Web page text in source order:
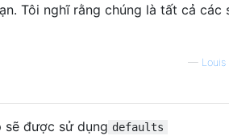
Tôi nghĩ rằng chúng là tất cả các
— Louis
sẽ được sử dụng defaults